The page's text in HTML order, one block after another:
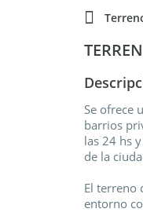
Se ofrece
barrios
las 24 hs
de la
El terreno
entorno